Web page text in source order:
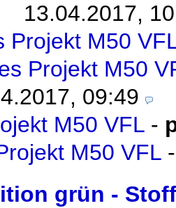
13.04.2017,
Projekt M50
Projekt M50
09:49
M50 VFL -
M50 VFL
grün -